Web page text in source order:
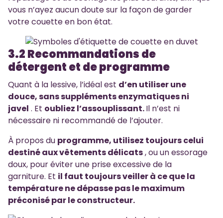
vous n’ayez aucun doute sur la façon de garder
votre couette en bon état.
3.2 Recommandations de
détergent et de programme
Quant à la lessive, l’idéal est d’en utiliser une
douce, sans suppléments enzymatiques ni
javel . Et oubliez l’assouplissant.Il n’est ni
nécessaire ni recommandé de l’ajouter.
À propos du programme, utilisez toujours celui
destiné aux vêtements délicats, ou un essorage
doux, pour éviter une prise excessive de la
garniture. Et il faut toujours veiller à ce que la
température ne dépasse pas le maximum
préconisé par le constructeur.